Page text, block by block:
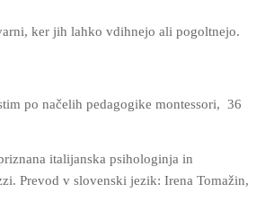
ker jih lahko vdihnejo ali pogoltnejo.
po načelih pedagogike montessori, 36
italijanska psihologinja in
Prevod v slovenski jezik: Irena Tomažin,